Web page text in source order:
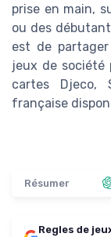
prise en main,
ou des
est de
jeux de société
cartes Djeco,
française
Résumer
Regles de